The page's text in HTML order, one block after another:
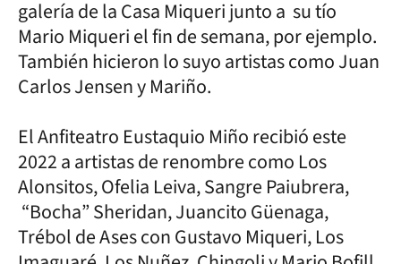
galería de la Casa Miqueri junto a su tío
Mario Miqueri el fin de semana, por ejemplo.
También hicieron lo suyo artistas como Juan
Carlos Jensen y Mariño.
El Anfiteatro Eustaquio Miño recibió este
2022 a artistas de renombre como Los
Alonsitos, Ofelia Leiva, Sangre Paiubrera,
“Bocha” Sheridan, Juancito Güenaga,
Trébol de Ases con Gustavo Miqueri, Los